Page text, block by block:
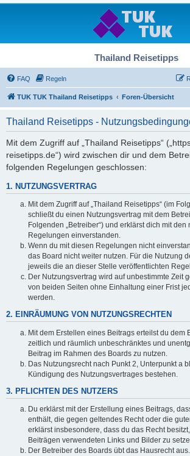
Thailand Reisetipps
FAQ Regeln
TUK TUK Thailand Reisetipps Foren-Übersicht
Thailand Reisetipps -
Mit dem Zugriff auf „Thailand Reisetipps“
reisetipps.de“) wird zwischen dir und dem
folgenden Regelungen geschlossen:
1. NUTZUNGSVERTRAG
Mit dem Zugriff auf „Thailand Reisetipps“ (im
schließt du einen Nutzungsvertrag mit dem
Folgenden „Betreiber“) und erklärst dich mit den
Regelungen einverstanden.
Wenn du mit diesen Regelungen nicht
das Board nicht weiter nutzen. Für die Nutzung
jeweils die an dieser Stelle veröffentlichten
Der Nutzungsvertrag wird auf unbestimmte Zeit
von beiden Seiten ohne Einhaltung einer Frist
werden.
2. EINRÄUMUNG VON NUTZUNGSRECHTEN
Mit dem Erstellen eines Beitrags erteilst du dem
zeitlich und räumlich unbeschränktes und
Beitrag im Rahmen des Boards zu nutzen.
Das Nutzungsrecht nach Punkt 2, Unterpunkt a
Kündigung des Nutzungsvertrages bestehen.
3. PFLICHTEN DES NUTZERS
Du erklärst mit der Erstellung eines Beitrags,
enthält, die gegen geltendes Recht oder die
erklärst insbesondere, dass du das Recht
Beiträgen verwendeten Links und Bilder zu
Der Betreiber des Boards übt das Hausrecht